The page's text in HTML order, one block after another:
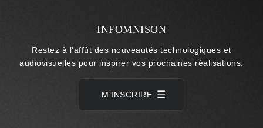
INFOMNISON
Restez à l'affût des nouveautés technologiques et
audiovisuelles pour inspirer vos prochaines réalisations.
M'INSCRIRE